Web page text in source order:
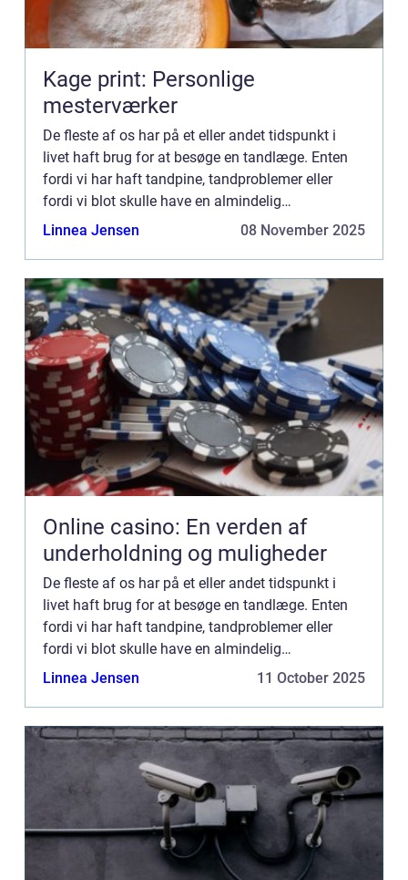
Kage print: Personlige
mesterværker
De fleste af os har på et eller andet tidspunkt i
livet haft brug for at besøge en tandlæge. Enten
fordi vi har haft tandpine, tandproblemer eller
fordi vi blot skulle have en almindelig
undersøgelse. Uanset grunden, så...
Linnea Jensen 08 November 2025
Online casino: En verden af
underholdning og muligheder
De fleste af os har på et eller andet tidspunkt i
livet haft brug for at besøge en tandlæge. Enten
fordi vi har haft tandpine, tandproblemer eller
fordi vi blot skulle have en almindelig
undersøgelse. Uanset grunden, så...
Linnea Jensen 11 October 2025